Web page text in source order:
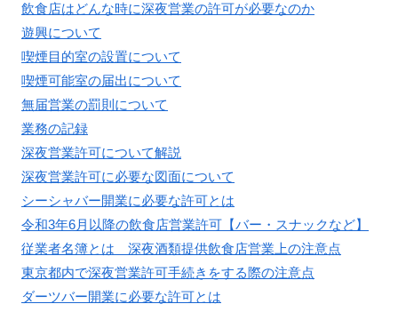
飲食店はどんな時に深夜営業の許可が必要なのか
遊興について
喫煙目的室の設置について
喫煙可能室の届出について
無届営業の罰則について
業務の記録
深夜営業許可について解説
深夜営業許可に必要な図面について
シーシャバー開業に必要な許可とは
令和3年6月以降の飲食店営業許可【バー・スナックなど】
従業者名簿とは 深夜酒類提供飲食店営業上の注意点
東京都内で深夜営業許可手続きをする際の注意点
ダーツバー開業に必要な許可とは